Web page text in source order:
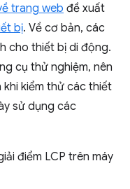
trang web đề xuất
bị. Về cơ bản, các
cho thiết bị di động.
cụ thử nghiệm, nên
khi kiểm thử các thiết
sử dụng các
điểm LCP trên máy